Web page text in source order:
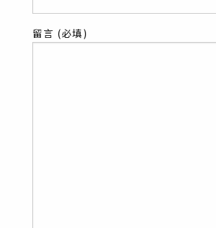
留言 (必填)